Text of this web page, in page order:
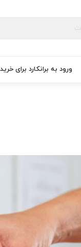
ورود به برانکارد برای